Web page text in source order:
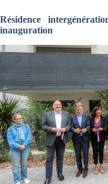
Résidence
inauguration